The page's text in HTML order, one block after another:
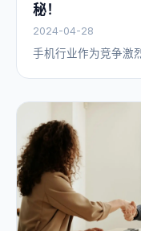
秘！
2024-04-28
手机行业作为竞争激